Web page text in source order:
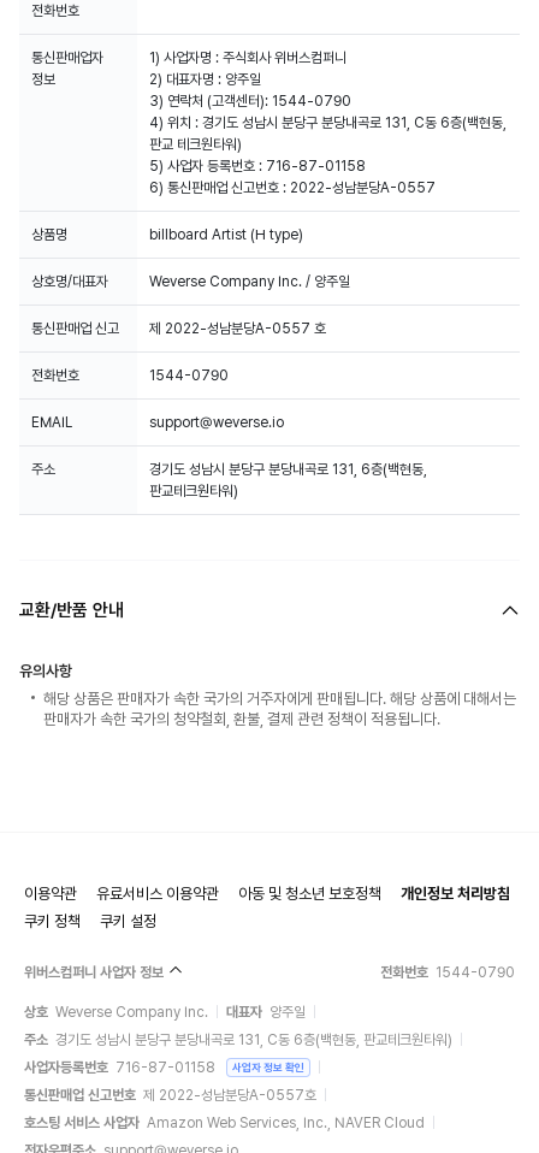
전화번호
통신판매업자
정보
1) 사업자명 : 주식회사 위버스컴퍼니
2) 대표자명 : 양주일
3) 연락처 (고객센터): 1544-0790
4) 위치 : 경기도 성남시 분당구 분당내곡로 131, C동 6층(백현동,
판교 테크원타워)
5) 사업자 등록번호 : 716-87-01158
6) 통신판매업 신고번호 : 2022-성남분당A-0557
상품명 billboard Artist (H type)
상호명/대표자 Weverse Company Inc. / 양주일
통신판매업 신고 제 2022-성남분당A-0557 호
전화번호 1544-0790
EMAIL support@weverse.io
주소
경기도 성남시 분당구 분당내곡로 131, 6층(백현동,
판교테크원타워)
교환/반품 안내
유의사항
해당 상품은 판매자가 속한 국가의 거주자에게 판매됩니다. 해당 상품에 대해서는
판매자가 속한 국가의 청약철회, 환불, 결제 관련 정책이 적용됩니다.
이용약관 유료서비스 이용약관 아동 및 청소년 보호정책
개인정보 처리방침
쿠키 정책
쿠키 설정
위버스컴퍼니 사업자 정보 전화번호 1544-0790
상호 Weverse Company Inc. 대표자 양주일
주소 경기도 성남시 분당구 분당내곡로 131, C동 6층(백현동, 판교테크원타워)
사업자등록번호 716-87-01158 사업자 정보 확인
통신판매업 신고번호 제 2022-성남분당A-0557호
호스팅 서비스 사업자 Amazon Web Services, Inc., NAVER Cloud